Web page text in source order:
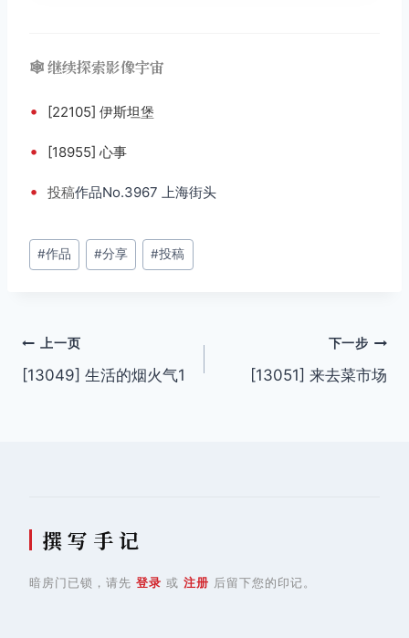
🕸️ 继续探索影像宇宙
• [22105] 伊斯坦堡
• [18955] 心事
• 投稿作品No.3967 上海街头
文
章
#作品 #分享 #投稿
文
章
上一页
[13049] 生活的烟火气1
下一步
[13051] 来去菜市场
撰 写 手 记
暗房门已锁，请先 登录 或 注册 后留下您的印记。